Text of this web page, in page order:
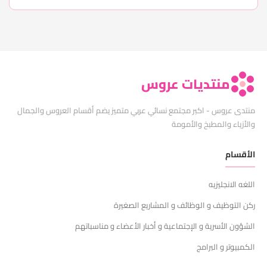
منتديات عروس
منتدى عروس - اكبر مجتمع نسائي عربي متميز يضم أقسام العروس والجمال
والأزياء والمطبخ والأمومة
الأقسام
اللغه الانجليزيه
ركن التوظيف و الوظائف و المشاريع الصغيرة
الشؤون الأسرية و الإجتماعية و أخبار الأعضاء و مناسباتهم
الكمبيوتر و البرامج